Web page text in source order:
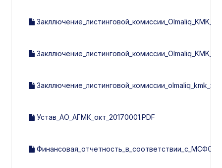
Устав_АО_АГМК_окт_20170001.PDF